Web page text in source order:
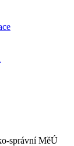
správní MěÚ